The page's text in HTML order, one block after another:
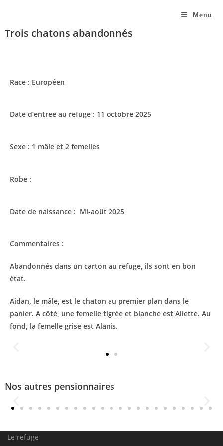
Menu
Trois chatons abandonnés
Race : Européen
Date d’entrée au refuge : 11 octobre 2025
Sexe : 1 mâle et 2 femelles
Robe :
Date de naissance : Mi-août 2025
Commentaires :
Abandonnés dans un carton au refuge, ils sont en bon
état.
Aidan, le mâle, est le chaton au premier plan dans le
panier. A côté, une femelle tigrée et blanche est Aliette. Au
fond, la femelle grise est Alanis.
Nos autres pensionnaires
Le refuge